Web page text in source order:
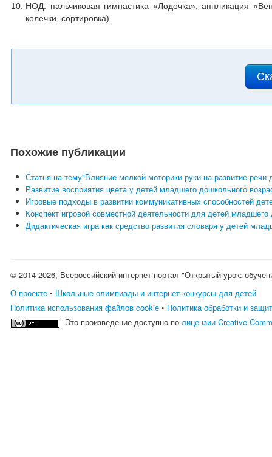
НОД: пальчиковая гимнастика «Лодочка», аппликация
колечки, сортировка).
Похожие публикации
Статья на тему"Влияние мелкой моторики руки на развитие речи
Развитие восприятия цвета у детей младшего дошкольного
Игровые подходы в развитии коммуникативных способностей
Конспект игровой совместной деятельности для детей
Дидактическая игра как средство развития словаря у детей
© 2014-2026, Всероссийский интернет-портал "Открытый урок:
О проекте • Школьные олимпиады и интернет конкурсы для детей
Политика использования файлов cookie • Политика обработки и
Это произведение доступно по лицензии Creative